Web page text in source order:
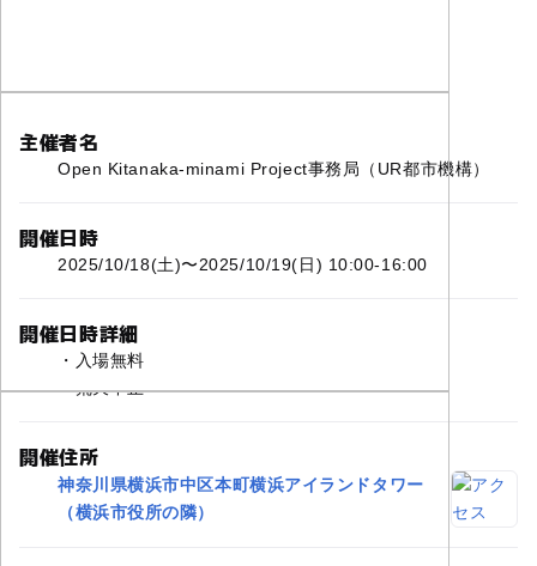
主催者名
Open Kitanaka-minami Project事務局（UR都市機構）
開催日時
2025/10/18(土)〜2025/10/19(日) 10:00-16:00
開催日時詳細
・入場無料
・荒天中止
開催住所
神奈川県横浜市中区本町横浜アイランドタワー
（横浜市役所の隣）